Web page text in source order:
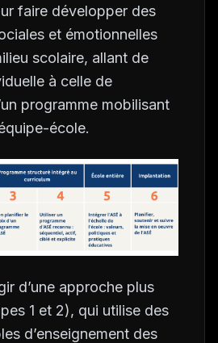
faire développer des
et émotionnelles
scolaire, allant de
à celle de
programme mobilisant
école.
d’une approche plus
1 et 2), qui utilise des
d’enseignement des